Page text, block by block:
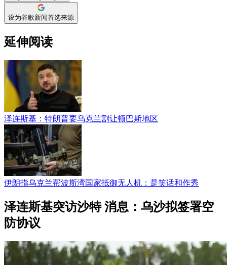
设为谷歌新闻首选来源
延伸阅读
泽连斯基：特朗普要乌克兰割让顿巴斯地区
伊朗指乌克兰帮波斯湾国家抵御无人机：是笑话和作秀
泽连斯基突访沙特 消息：乌沙拟签署空
防协议